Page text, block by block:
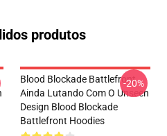
produtos
Blood Blockade Battlefront
Ainda Lutando Com O Unseen
Design Blood Blockade
Battlefront Hoodies
-20%